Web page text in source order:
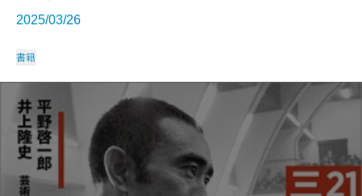
2025/03/26
書籍